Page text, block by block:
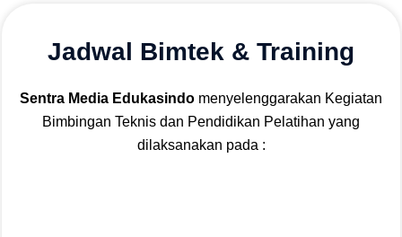
Jadwal Bimtek & Training
Sentra Media Edukasindo menyelenggarakan Kegiatan
Bimbingan Teknis dan Pendidikan Pelatihan yang
dilaksanakan pada :